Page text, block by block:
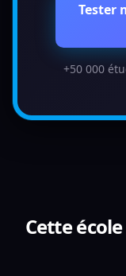
Tester
+50 000
Cette